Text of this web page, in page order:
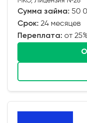
Сумма займа: 50
Срок: 24 месяцев
Переплата: от